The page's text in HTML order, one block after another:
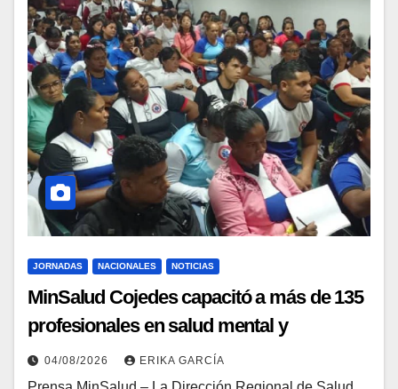
JORNADAS NACIONALES NOTICIAS
MinSalud Cojedes capacitó a más de 135
profesionales en salud mental y
contención emocional
04/08/2026 ERIKA GARCÍA